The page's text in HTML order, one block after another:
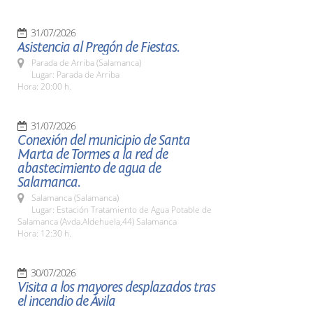
31/07/2026
Asistencia al Pregón de Fiestas.
Parada de Arriba (Salamanca)
Lugar: Parada de Arriba
Hora: 20:00 h.
31/07/2026
Conexión del municipio de Santa
Marta de Tormes a la red de
abastecimiento de agua de
Salamanca.
Salamanca (Salamanca)
Lugar: Estación Tratamiento de Agua Potable de
Salamanca (Avda.Aldehuela,44) Salamanca
Hora: 12:30 h.
30/07/2026
Visita a los mayores desplazados tras
el incendio de Ávila